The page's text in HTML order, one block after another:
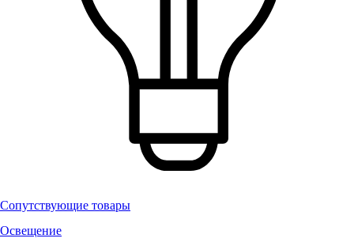
Сопутствующие товары
Освещение